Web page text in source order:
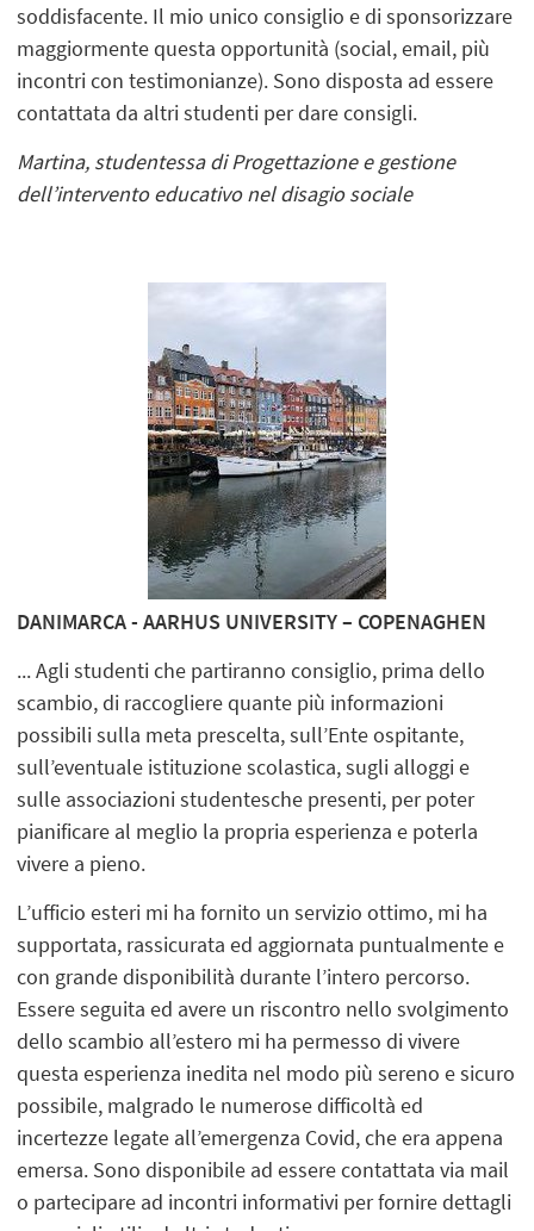
soddisfacente. Il mio unico consiglio e di sponsorizzare
maggiormente questa opportunità (social, email, più
incontri con testimonianze). Sono disposta ad essere
contattata da altri studenti per dare consigli.
Martina, studentessa di Progettazione e gestione
dell’intervento educativo nel disagio sociale
DANIMARCA - AARHUS UNIVERSITY – COPENAGHEN
... Agli studenti che partiranno consiglio, prima dello
scambio, di raccogliere quante più informazioni
possibili sulla meta prescelta, sull’Ente ospitante,
sull’eventuale istituzione scolastica, sugli alloggi e
sulle associazioni studentesche presenti, per poter
pianificare al meglio la propria esperienza e poterla
vivere a pieno.
L’ufficio esteri mi ha fornito un servizio ottimo, mi ha
supportata, rassicurata ed aggiornata puntualmente e
con grande disponibilità durante l’intero percorso.
Essere seguita ed avere un riscontro nello svolgimento
dello scambio all’estero mi ha permesso di vivere
questa esperienza inedita nel modo più sereno e sicuro
possibile, malgrado le numerose difficoltà ed
incertezze legate all’emergenza Covid, che era appena
emersa. Sono disponibile ad essere contattata via mail
o partecipare ad incontri informativi per fornire dettagli